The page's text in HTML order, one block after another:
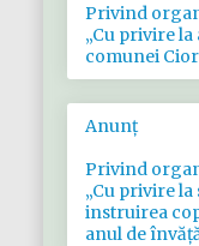
Privind
„Cu privire
comunei
Anunț
Privind
„Cu privire
instruirea
anul de